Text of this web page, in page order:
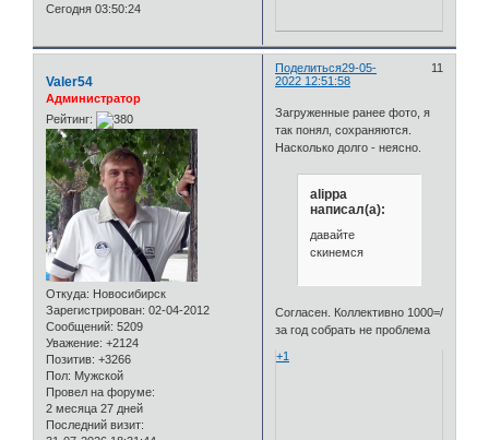
Сегодня 03:50:24
Поделиться 11
29-05-
2022 12:51:58
Valer54
Администратор
Рейтинг:
Откуда: Новосибирск
Зарегистрирован: 02-04-2012
Сообщений: 5209
Уважение: +2124
Позитив: +3266
Пол: Мужской
Провел на форуме:
2 месяца 27 дней
Последний визит:
Загруженные ранее фото, я
так понял, сохраняются.
Насколько долго - неясно.
alippa
написал(а):
давайте
скинемся
Согласен. Коллективно 1000=/
за год собрать не проблема
+1